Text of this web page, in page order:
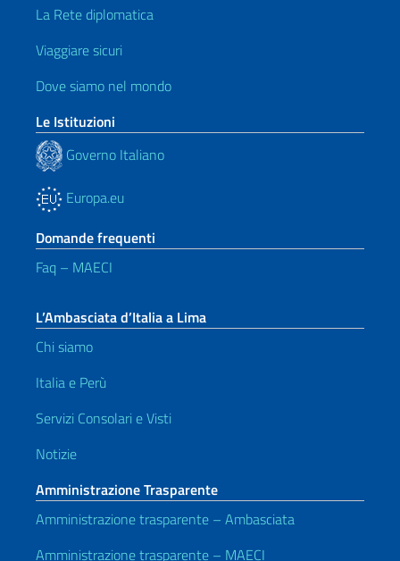
La Rete diplomatica
Viaggiare sicuri
Dove siamo nel mondo
Le Istituzioni
Governo Italiano
Europa.eu
Domande frequenti
Faq – MAECI
L’Ambasciata d’Italia a Lima
Chi siamo
Italia e Perù
Servizi Consolari e Visti
Notizie
Amministrazione Trasparente
Amministrazione trasparente – Ambasciata
Amministrazione trasparente – MAECI